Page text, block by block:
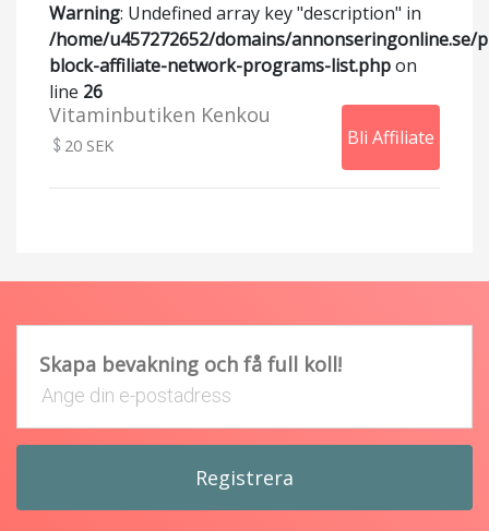
Warning: Undefined array key "description" in
/home/u457272652/domains/annonseringonline.se/
block-affiliate-network-programs-list.phpon
line 26
Vitaminbutiken Kenkou
20 SEK Bli Affiliate
Skapa bevakning och få full koll!